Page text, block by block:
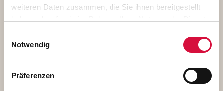
weiteren Daten zusammen, die Sie ihnen bereitgestellt
Cookies, wenn Sie unsere Webseite weiterhin nutzen.
Notwendig
Präferenzen